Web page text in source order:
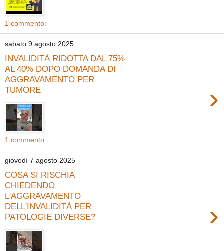
1 commento:
sabato 9 agosto 2025
INVALIDITÁ RIDOTTA DAL 75%
AL 40% DOPO DOMANDA DI
AGGRAVAMENTO PER
TUMORE
›
1 commento:
giovedì 7 agosto 2025
COSA SI RISCHIA
CHIEDENDO
L'AGGRAVAMENTO
DELL'INVALIDITÀ PER
PATOLOGIE DIVERSE?
›